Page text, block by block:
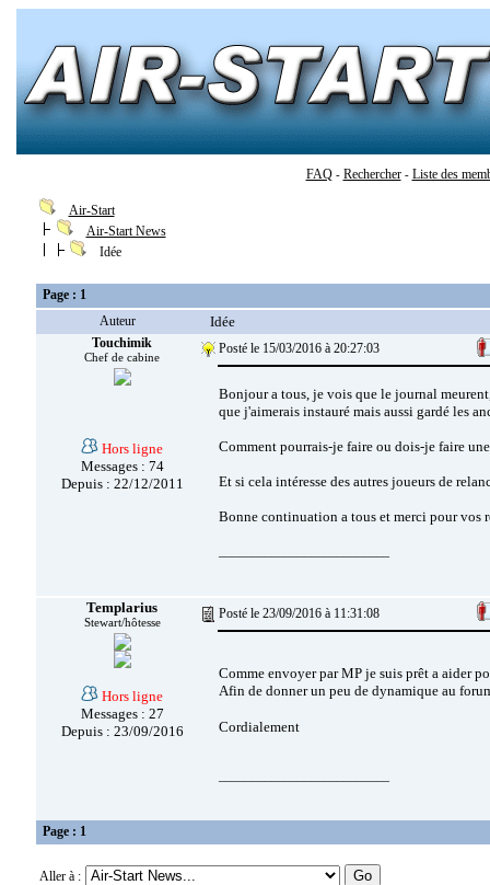
FAQ- Rechercher- Liste des
Air-Start
Air-Start News
Idée
Page : 1
Auteur
Idée
Touchimik
Chef de cabine
Posté le 15/03/2016 à 20:27:03
Hors ligne
Messages : 74
Depuis : 22/12/2011
Bonjour a tous, je vois que le journal
que j'aimerais instauré mais aussi gardé les
Comment pourrais-je faire ou dois-je faire
Et si cela intéresse des autres joueurs de
Bonne continuation a tous et merci pour vos
Templarius
Stewart/hôtesse
Posté le 23/09/2016 à 11:31:08
Hors ligne
Messages : 27
Depuis : 23/09/2016
Comme envoyer par MP je suis prêt a aider
Afin de donner un peu de dynamique au
Cordialement
Page : 1
Aller à :